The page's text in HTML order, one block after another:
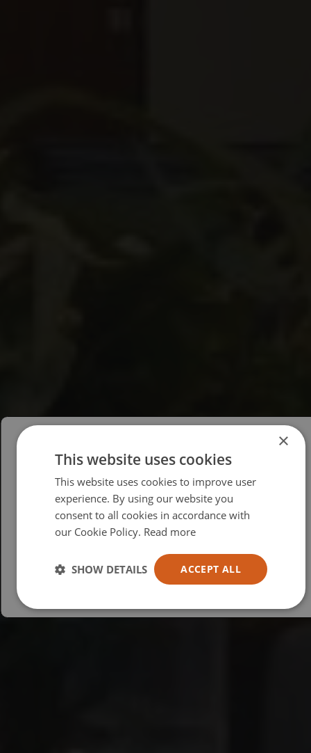
Please select your region/language
British
USA
Español
×
This website uses cookies
This website uses cookies to improve user
experience. By using our website you
consent to all cookies in accordance with
our Cookie Policy. Read more
ACCEPT ALL
SHOW DETAILS